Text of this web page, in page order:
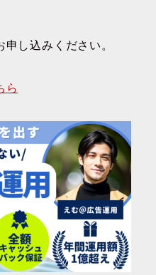
し込みください。
ら